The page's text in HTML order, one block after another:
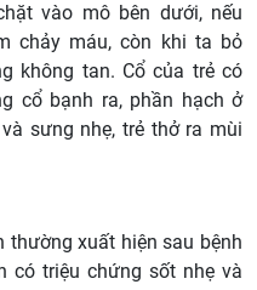
vào mô bên dưới, nếu
chảy máu, còn khi ta bỏ
không tan. Cổ của trẻ có
cổ bạnh ra, phần hạch ở
sưng nhẹ, trẻ thở ra mùi
thường xuất hiện sau bệnh
có triệu chứng sốt nhẹ và